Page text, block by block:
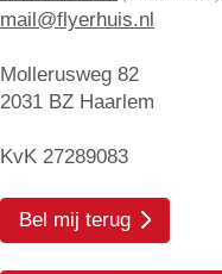
mail@flyerhuis.nl
Mollerusweg 82
2031 BZ Haarlem
KvK 27289083
Bel mij terug